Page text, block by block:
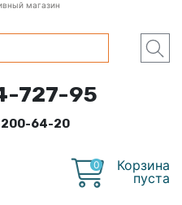
магазин
727-95
64-20
0
Корзина
пуста